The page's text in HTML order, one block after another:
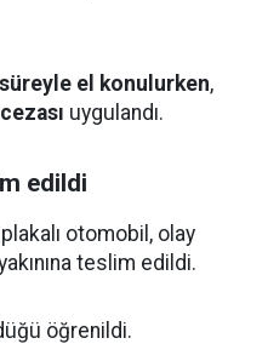
el konulurken,
uygulandı.
edildi
otomobil, olay
teslim edildi.
öğrenildi.